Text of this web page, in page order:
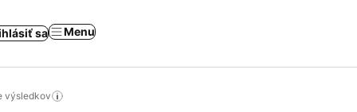
sa Menu
výsledkov